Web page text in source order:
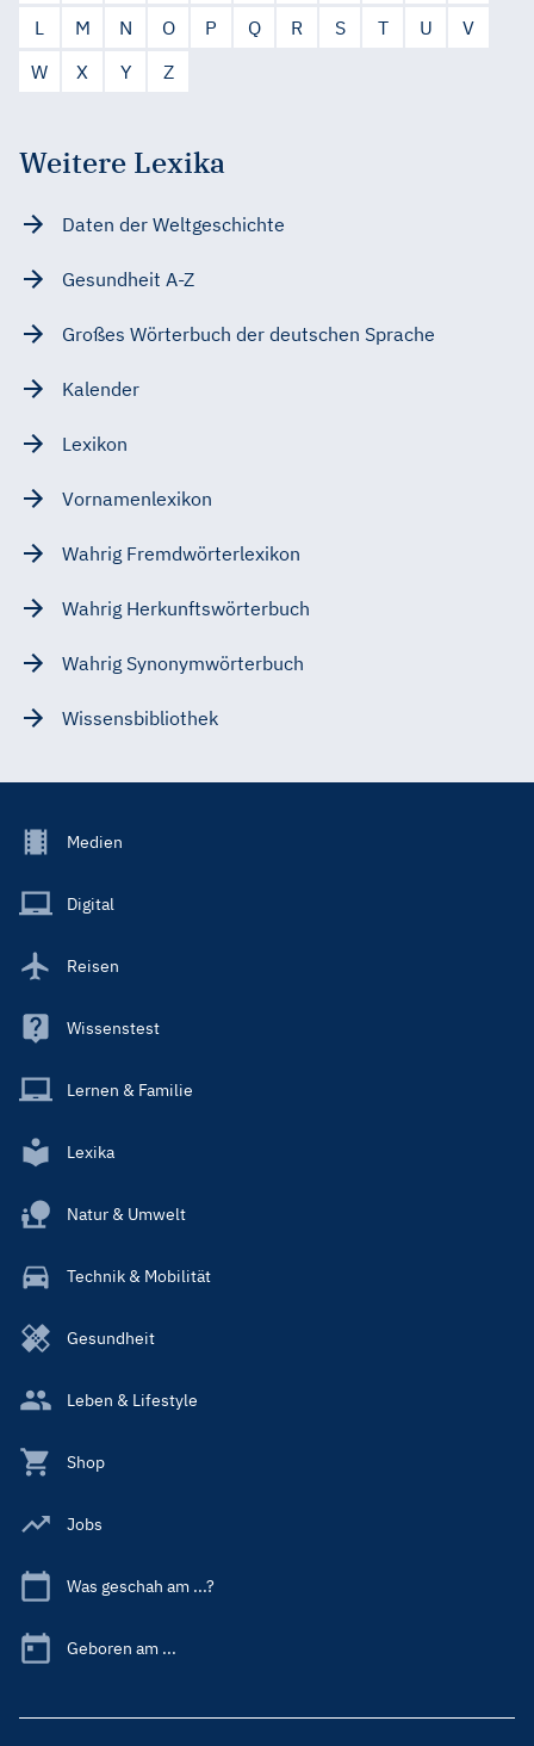
L
M N O P Q R S T U
V
W
X Y Z
Weitere Lexika
Daten der Weltgeschichte
Gesundheit A-Z
Großes Wörterbuch der deutschen Sprache
Kalender
Lexikon
Vornamenlexikon
Wahrig Fremdwörterlexikon
Wahrig Herkunftswörterbuch
Wahrig Synonymwörterbuch
Wissensbibliothek
Footer
Main
Medien
Digital
Reisen
Wissenstest
Lernen & Familie
Lexika
Natur & Umwelt
Technik & Mobilität
Gesundheit
Leben & Lifestyle
Shop
Jobs
Was geschah am ...?
Geboren am ...